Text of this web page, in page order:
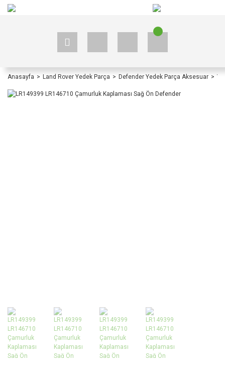
Anasayfa Land Rover Yedek Parça Defender Yedek Parça Aksesuar